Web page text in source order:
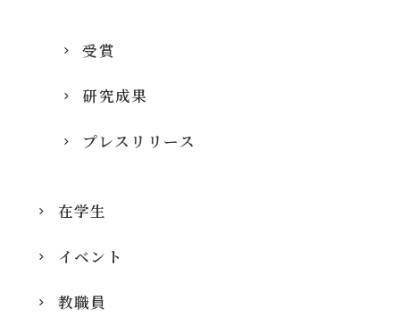
受賞
研究成果
プレスリリース
在学生
イベント
教職員